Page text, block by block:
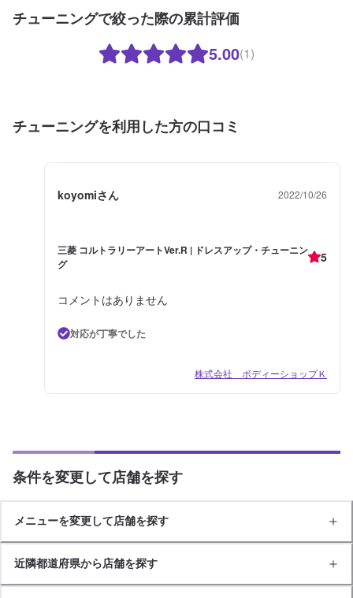
チューニングで絞った際の累計評価
5.00(1)
チューニングを利用した方の口コミ
koyomiさん 2022/10/26
三菱 コルトラリーアートVer.R | ドレスアップ・チューニン
グ
5
コメントはありません
対応が丁寧でした
株式会社 ボディーショップＫ
条件を変更して店舗を探す
メニューを変更して店舗を探す
近隣都道府県から店舗を探す